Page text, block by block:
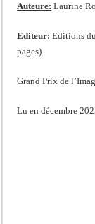
Auteure: Laurine
Editeur: Editions
pages)
Grand Prix de
Lu en décembre